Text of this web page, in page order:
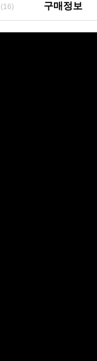
(16) 구매정보